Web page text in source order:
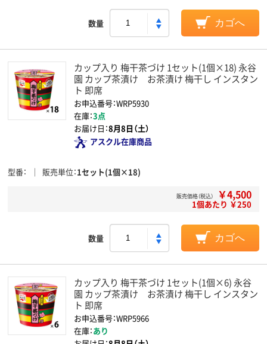
数量 カゴへ
カップ入り 梅干茶づけ 1セット(1個×18) 永谷
園 カップ茶漬け お茶漬け 梅干し インスタン
ト 即席
お申込番号：WRP5930
在庫：3点
お届け日：8月8日（土）
アスクル在庫商品
型番 販売単位 1セット(1個×18)
販売価格（税込） ￥4,500
1個あたり ￥250
数量 カゴへ
カップ入り 梅干茶づけ 1セット(1個×6) 永谷
園 カップ茶漬け お茶漬け 梅干し インスタン
ト 即席
お申込番号：WRP5966
在庫：あり